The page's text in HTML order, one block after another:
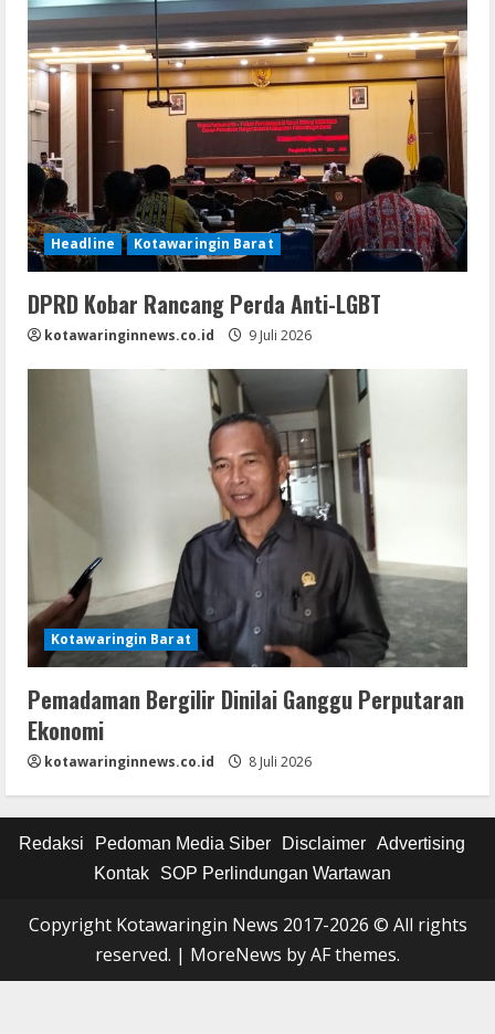
Headline Kotawaringin Barat
DPRD Kobar Rancang Perda Anti-LGBT
kotawaringinnews.co.id 9 Juli 2026
Kotawaringin Barat
Pemadaman Bergilir Dinilai Ganggu Perputaran
Ekonomi
kotawaringinnews.co.id 8 Juli 2026
Redaksi Pedoman Media Siber Disclaimer Advertising
Kontak
SOP Perlindungan Wartawan
Copyright Kotawaringin News 2017-2026 © All rights
reserved. | MoreNews by AF themes.